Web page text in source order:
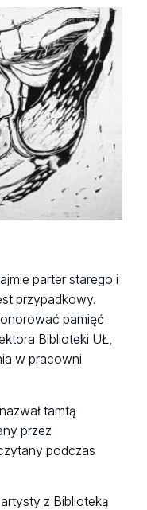
parter starego i
przypadkowy.
pamięć
Biblioteki UŁ,
w pracowni
tamtą
przez
podczas
z Biblioteką